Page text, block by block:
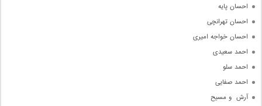
احسان پایه
احسان تهرانچی
احسان خواجه امیری
احمد سعیدی
احمد سلو
احمد صفایی
آرش  و مسیح